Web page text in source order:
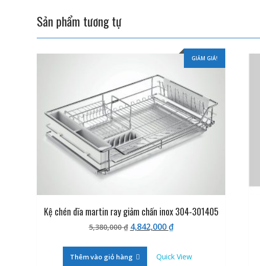
Sản phẩm tương tự
GIẢM GIÁ!
Kệ chén dĩa martin ray giảm chấn inox 304-301405
5,380,000₫ Giá
là:
5,380,000 ₫.
4,842,000₫Giá
là:
Thêm vào giỏ hàng Quick View